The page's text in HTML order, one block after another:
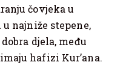
čovjeka u
najniže stepene,
djela, među
hafizi Kur’ana.